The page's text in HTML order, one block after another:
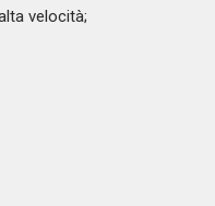
velocità;